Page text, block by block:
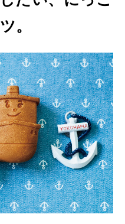
て？
遊ぶ、夏のご褒美旅。」
時間です。』
てくれた 本当の歩き方。」
MOOK
。